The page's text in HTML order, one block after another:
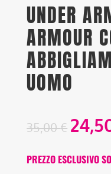
UNDER
ARMOUR
UOMO
35,00€
PREZZO ESCLUSIVO